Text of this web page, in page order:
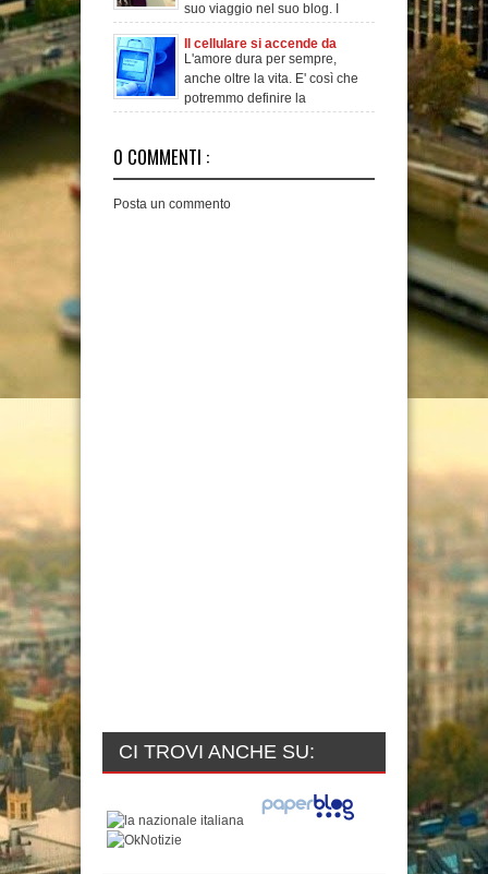
suo viaggio nel suo blog. I
Il cellulare si accende da
solo e arriva l'sms dell'ex
defunta
L'amore dura per sempre,
anche oltre la vita. E' così che
potremmo definire la
0 COMMENTI :
Posta un commento
CI TROVI ANCHE SU: